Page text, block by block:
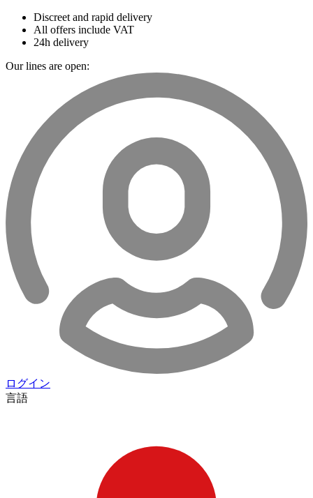
Discreet and rapid delivery
All offers include VAT
24h delivery
Our lines are open:
ログイン
言語